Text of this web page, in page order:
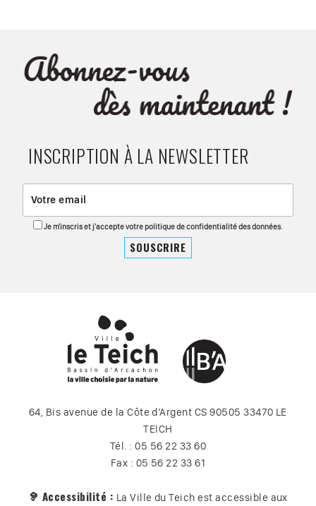
INSCRIPTION À LA NEWSLETTER
Je m'inscris et j'accepte votre politique de confidentialité des données.
64, Bis avenue de la Côte d’Argent CS 90505 33470 LE
TEICH
Tél. : 05 56 22 33 60
Fax : 05 56 22 33 61
🦻 Accessibilité : La Ville du Teich est accessible aux